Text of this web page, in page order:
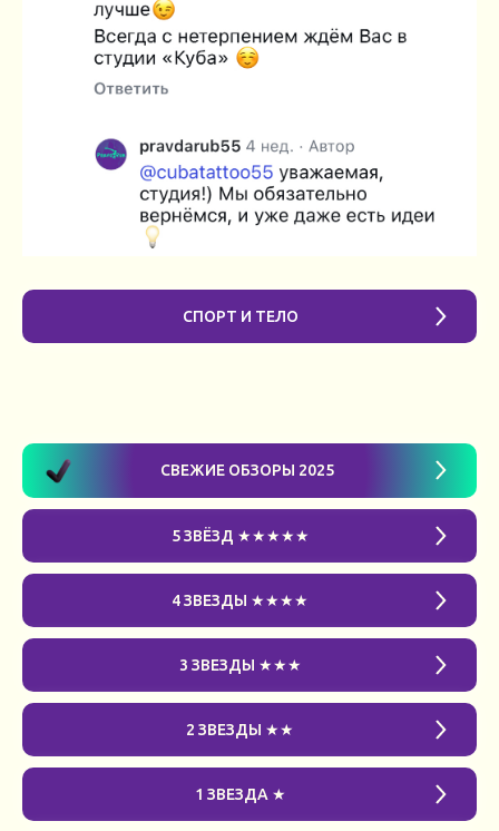
СПОРТ И ТЕЛО
СВЕЖИЕ ОБЗОРЫ 2025
5 ЗВЁЗД ★★★★★
4 ЗВЕЗДЫ ★★★★
3 ЗВЕЗДЫ ★★★
2 ЗВЕЗДЫ ★★
1 ЗВЕЗДА ★